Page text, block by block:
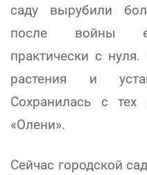
саду вырубили
после войны
практически с
растения и
Сохранилась с
«Олени».
Сейчас городской